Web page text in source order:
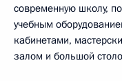
современную школу,
учебным
кабинетами,
залом и большой